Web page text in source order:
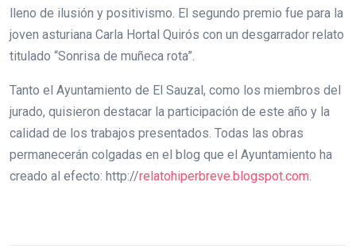
lleno de ilusión y positivismo. El segundo premio fue para la
joven asturiana Carla Hortal Quirós con un desgarrador relato
titulado “Sonrisa de muñeca rota”.
Tanto el Ayuntamiento de El Sauzal, como los miembros del
jurado, quisieron destacar la participación de este año y la
calidad de los trabajos presentados. Todas las obras
permanecerán colgadas en el blog que el Ayuntamiento ha
creado al efecto: http://relatohiperbreve.blogspot.com.